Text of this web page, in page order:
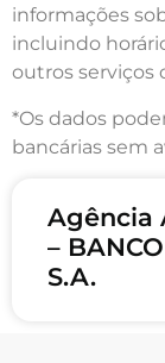
informações
incluindo
outros serviços
*Os dados
bancárias sem
Agência
–
S.A.